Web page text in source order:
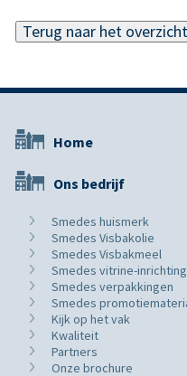
Terug naar het overzicht
Home
Ons bedrijf
Smedes huismerk
Smedes Visbakolie
Smedes Visbakmeel
Smedes vitrine-inrichting
Smedes verpakkingen
Smedes
Kijk op het vak
Kwaliteit
Partners
Onze brochure